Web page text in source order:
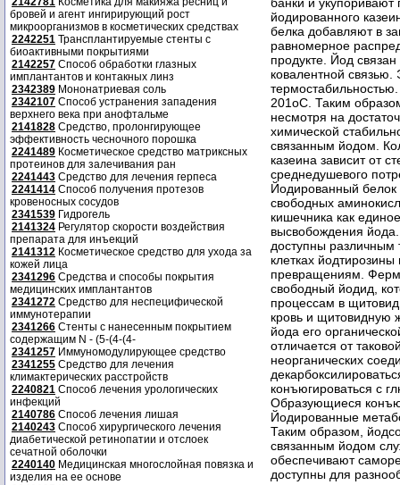
бровей и агент ингирирующий рост
микроорганизмов в косметических средствах
2242251 Трансплантируемые стенты с
биоактивными покрытиями
2142257 Способ обработки глазных
имплантантов и контакных линз
2342389 Мононатриевая соль
2342107 Способ устранения западения
верхнего века при анофтальме
2141828 Средство, пролонгирующее
эффективность чесночного порошка
2241489 Косметическое средство матриксных
протеинов для залечивания ран
2241443 Средство для лечения герпеса
2241414 Способ получения протезов
кровеносных сосудов
2341539 Гидрогель
2141324 Регулятор скорости воздействия
препарата для инъекций
2141312 Косметическое средство для ухода за
кожей лица
2341296 Средства и способы покрытия
медицинских имплантантов
2341272 Средство для неспецифической
иммунотерапии
2341266 Стенты с нанесенным покрытием
содержащим N - (5-(4-(4-
2341257 Иммуномодулирующее средство
2341255 Средство для лечения
климактерических расстройств
2240821 Способ лечения урологических
инфекций
2140786 Способ лечения лишая
2140243 Способ хирургического лечения
диабетической ретинопатии и отслоек
сечатной оболочки
2240140 Медицинская многослойная повязка и
изделия на ее основе